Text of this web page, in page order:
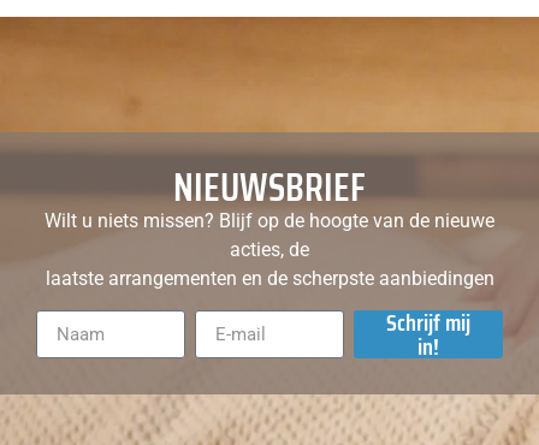
NIEUWSBRIEF
Wilt u niets missen? Blijf op de hoogte van de nieuwe
acties, de
laatste arrangementen en de scherpste aanbiedingen
Schrijf mij
in!